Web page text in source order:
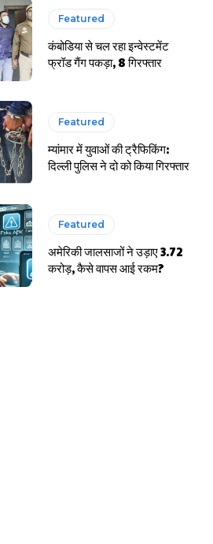
Featured
कंबोडिया से चल रहा इन्वेस्टमेंट
फ्रॉड गैंग पकड़ा, 8 गिरफ्तार
Featured
म्यांमार में युवाओं की ट्रैफिकिंग:
दिल्ली पुलिस ने दो को किया गिरफ्तार
Featured
अमेरिकी जालसाजों ने उड़ाए 3.72
करोड़, कैसे वापस आई रकम?